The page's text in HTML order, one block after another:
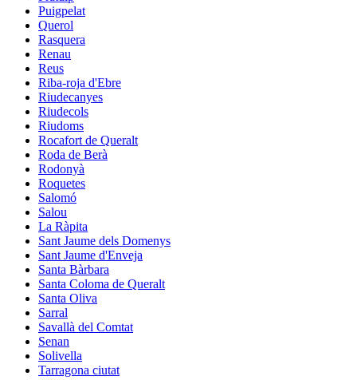
Puigpelat
Querol
Rasquera
Renau
Reus
Riba-roja d'Ebre
Riudecanyes
Riudecols
Riudoms
Rocafort de Queralt
Roda de Berà
Rodonyà
Roquetes
Salomó
Salou
La Ràpita
Sant Jaume dels Domenys
Sant Jaume d'Enveja
Santa Bàrbara
Santa Coloma de Queralt
Santa Oliva
Sarral
Savallà del Comtat
Senan
Solivella
Tarragona ciutat